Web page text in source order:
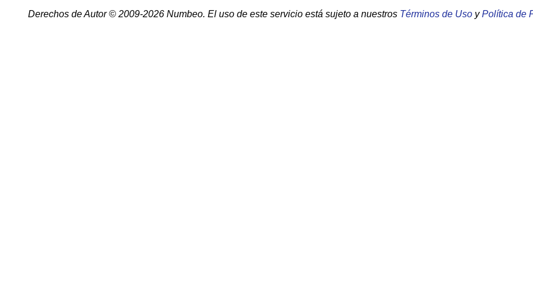
Derechos de Autor © 2009-2026 Numbeo. El uso de este servicio está sujeto a nuestros Términos de Uso yPolítica de